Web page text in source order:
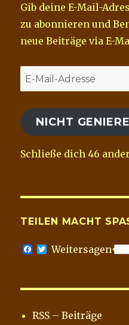
Gib deine E-Mail-
zu abonnieren und
neue Beiträge via E-
E-
Mail-
Adresse
NICHT
Schließe dich 46
TEILEN MACHT
F
b
k
T
t
Weitersagen
RSS – Beiträge